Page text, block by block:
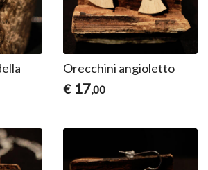
Orecchini angioletto
€ 17,00